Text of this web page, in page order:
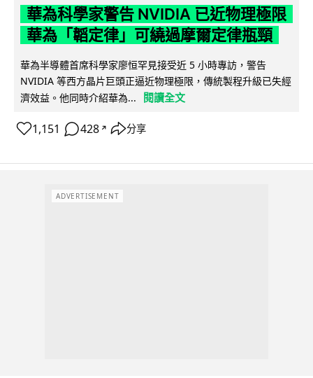
華為科學家警告 NVIDIA 已近物理極限
華為「韜定律」可繞過摩爾定律瓶頸
華為半導體首席科學家廖恒罕見接受近 5 小時專訪，警告
NVIDIA 等西方晶片巨頭正逼近物理極限，傳統製程升級已失經
濟效益。他同時介紹華為...
閱讀全文
1,151 428 ↗ 分享
ADVERTISEMENT